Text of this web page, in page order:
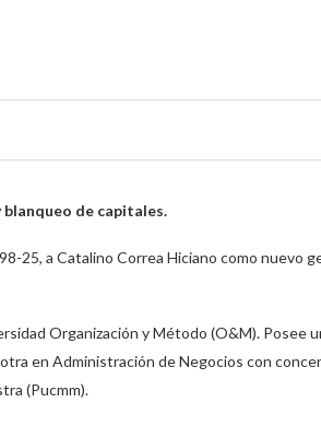
blanqueo de capitales.
25, a Catalino Correa Hiciano como nuevo
Organización y Método (O&M). Posee
en Administración de Negocios con
(Pucmm).